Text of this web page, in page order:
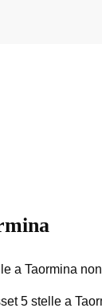
Taormina
5 stelle a